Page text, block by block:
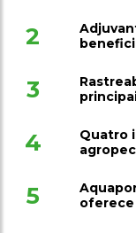
2
3
4
Quatro
5